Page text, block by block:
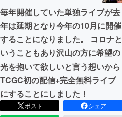
毎年開催していた単独ライブが去
年は延期となり今年の10月に開催
することになりました。 コロナと
いうこともあり沢山の方に希望の
光を抱いて欲しいと言う想いから
TCGC初の配信+完全無料ライブ
にすることにしました！
ポスト
シェア